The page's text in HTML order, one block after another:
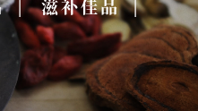
滋补佳品